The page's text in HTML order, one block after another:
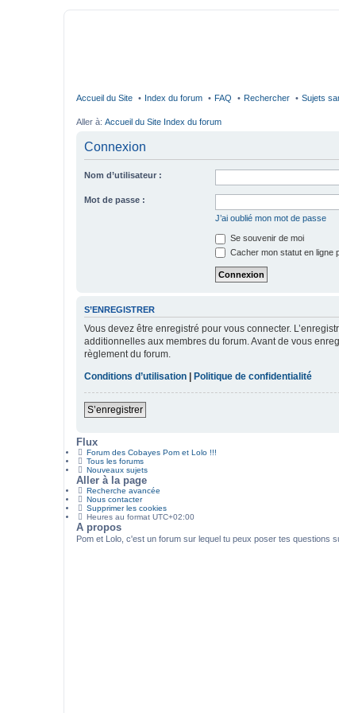
Accueil du Site Index du forum FAQ Rechercher Sujets
Aller à: Accueil du Site Index du forum
Connexion
Nom d’utilisateur :
Mot de passe :
J’ai oublié mon mot de passe
Se souvenir de moi
Cacher mon statut en ligne
S’ENREGISTRER
Vous devez être enregistré pour vous connecter.
additionnelles aux membres du forum. Avant de vous
règlement du forum.
Conditions d’utilisation | Politique de confidentialité
S’enregistrer
Flux
Forum des Cobayes Pom et Lolo !!!
Tous les forums
Nouveaux sujets
Aller à la page
Recherche avancée
Nous contacter
Supprimer les cookies
Heures au format UTC+02:00
A propos
Pom et Lolo, c'est un forum sur lequel tu peux poser tes